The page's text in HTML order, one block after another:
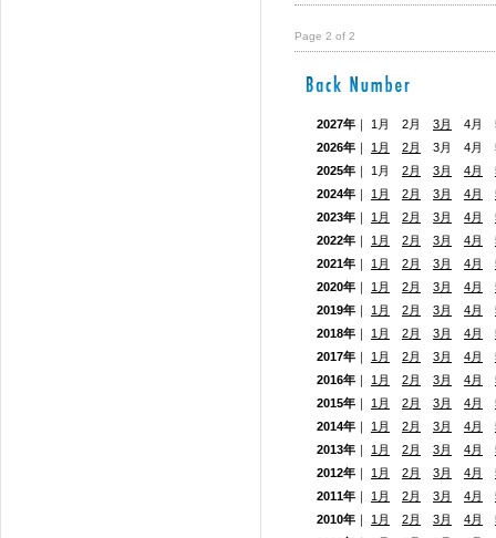
Page 2 of 2
2027年 ｜ 1月 2月 3月
4月
2026年 ｜ 1月 2月
3月 4月
2025年 ｜ 1月 2月 3月 4月
2024年 ｜ 1月 2月 3月 4月
2023年 ｜ 1月 2月 3月 4月
2022年 ｜ 1月 2月 3月 4月
2021年 ｜ 1月 2月 3月 4月
2020年 ｜ 1月 2月 3月 4月
2019年 ｜ 1月 2月 3月 4月
2018年 ｜ 1月 2月 3月 4月
2017年 ｜ 1月 2月 3月 4月
2016年 ｜ 1月 2月 3月 4月
2015年 ｜ 1月 2月 3月 4月
2014年 ｜ 1月 2月 3月 4月
2013年 ｜ 1月 2月 3月 4月
2012年 ｜ 1月 2月 3月 4月
2011年 ｜ 1月 2月 3月 4月
2010年 ｜ 1月 2月 3月 4月